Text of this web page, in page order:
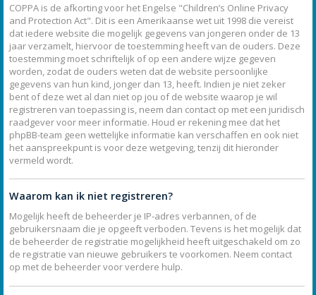
COPPA is de afkorting voor het Engelse "Children’s Online Privacy
and Protection Act". Dit is een Amerikaanse wet uit 1998 die vereist
dat iedere website die mogelijk gegevens van jongeren onder de 13
jaar verzamelt, hiervoor de toestemming heeft van de ouders. Deze
toestemming moet schriftelijk of op een andere wijze gegeven
worden, zodat de ouders weten dat de website persoonlijke
gegevens van hun kind, jonger dan 13, heeft. Indien je niet zeker
bent of deze wet al dan niet op jou of de website waarop je wil
registreren van toepassing is, neem dan contact op met een juridisch
raadgever voor meer informatie. Houd er rekening mee dat het
phpBB-team geen wettelijke informatie kan verschaffen en ook niet
het aanspreekpunt is voor deze wetgeving, tenzij dit hieronder
vermeld wordt.
Waarom kan ik niet registreren?
Mogelijk heeft de beheerder je IP-adres verbannen, of de
gebruikersnaam die je opgeeft verboden. Tevens is het mogelijk dat
de beheerder de registratie mogelijkheid heeft uitgeschakeld om zo
de registratie van nieuwe gebruikers te voorkomen. Neem contact
op met de beheerder voor verdere hulp.